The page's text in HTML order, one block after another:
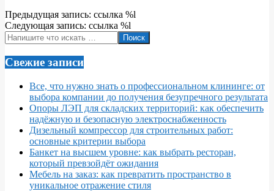
2019-
03-
27
Предыдущая запись: ссылка %l
Следующая запись: ссылка %l
Поиск
Свежие записи
Все, что нужно знать о профессиональном клининге: от
выбора компании до получения безупречного результата
Опоры ЛЭП для складских территорий: как обеспечить
надёжную и безопасную электроснабженность
Дизельный компрессор для строительных работ:
основные критерии выбора
Банкет на высшем уровне: как выбрать ресторан,
который превзойдёт ожидания
Мебель на заказ: как превратить пространство в
уникальное отражение стиля